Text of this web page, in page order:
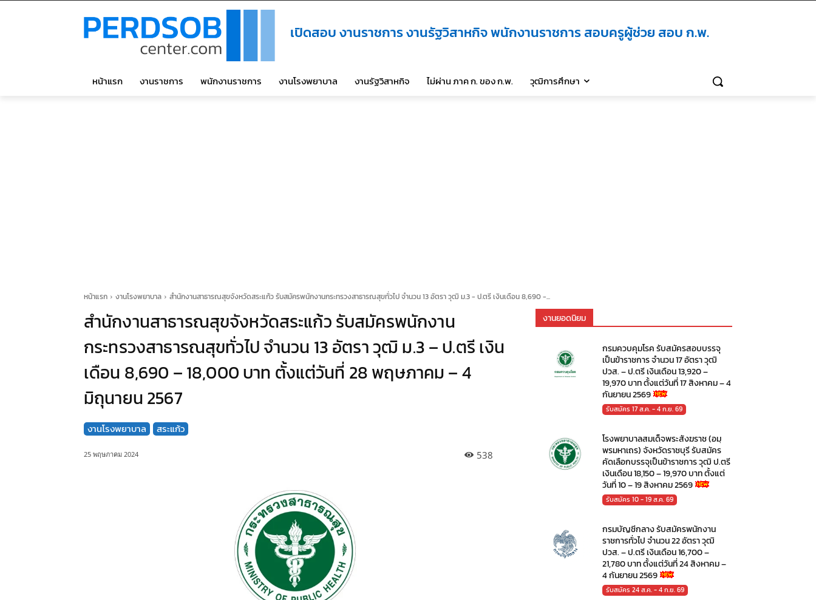
เปิดสอบ งานราชการ งานรัฐวิสาหกิจ พนักงานราชการ สอบครูผู้ช่วย สอบ ก.พ.
หน้าแรก งานราชการ พนักงานราชการ งานโรงพยาบาล งานรัฐวิสาหกิจ ไม่ผ่าน ภาค ก. ของ ก.พ. วุฒิการศึกษา
หน้าแรก งานโรงพยาบาล สำนักงานสาธารณสุขจังหวัดสระแก้ว รับสมัครพนักงานกระทรวงสาธารณสุขทั่วไป จำนวน 13 อัตรา วุฒิ ม.3 - ป.ตรี เงินเดือน 8,690 -...
สำนักงานสาธารณสุขจังหวัดสระแก้ว รับสมัครพนักงาน
กระทรวงสาธารณสุขทั่วไป จำนวน 13 อัตรา วุฒิ ม.3 – ป.ตรี เงิน
เดือน 8,690 – 18,000 บาท ตั้งแต่วันที่ 28 พฤษภาคม – 4
มิถุนายน 2567
งานโรงพยาบาล สระแก้ว
25 พฤษภาคม 2024 538
งานยอดนิยม
กรมควบคุมโรค รับสมัครสอบบรรจุ
เป็นข้าราชการ จำนวน 17 อัตรา วุฒิ
ปวส. – ป.ตรี เงินเดือน 13,920 –
19,970 บาท ตั้งแต่วันที่ 17 สิงหาคม – 4
กันยายน 2569
รับสมัคร 17 ส.ค. - 4 ก.ย. 69
โรงพยาบาลสมเด็จพระสังฆราช (อมฺ
พรมหาเถร) จังหวัดราชบุรี รับสมัคร
คัดเลือกบรรจุเป็นข้าราชการ วุฒิ ป.ตรี
เงินเดือน 18,150 – 19,970 บาท ตั้งแต่
วันที่ 10 – 19 สิงหาคม 2569
รับสมัคร 10 - 19 ส.ค. 69
กรมบัญชีกลาง รับสมัครพนักงาน
ราชการทั่วไป จำนวน 22 อัตรา วุฒิ
ปวส. – ป.ตรี เงินเดือน 16,700 –
21,780 บาท ตั้งแต่วันที่ 24 สิงหาคม –
4 กันยายน 2569
รับสมัคร 24 ส.ค. - 4 ก.ย. 69